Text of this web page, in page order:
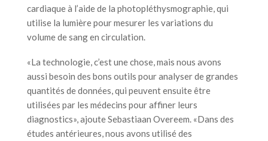
cardiaque à l’aide de la photopléthysmographie, qui
utilise la lumière pour mesurer les variations du
volume de sang en circulation.
«La technologie, c’est une chose, mais nous avons
aussi besoin des bons outils pour analyser de grandes
quantités de données, qui peuvent ensuite être
utilisées par les médecins pour affiner leurs
diagnostics», ajoute Sebastiaan Overeem. «Dans des
études antérieures, nous avons utilisé des